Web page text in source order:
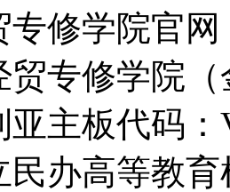
修学院官网
贸专修学院
亚主板代码
民办高等教